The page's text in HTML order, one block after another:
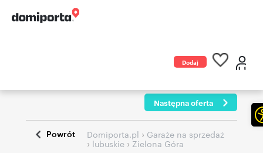
Dodaj
Następna oferta
Powrót Domiporta.pl › Garaże na sprzedaż
› lubuskie › Zielona Góra